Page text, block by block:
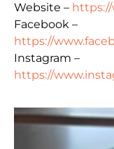
Website – https://
Facebook –
https://
Instagram –
https://